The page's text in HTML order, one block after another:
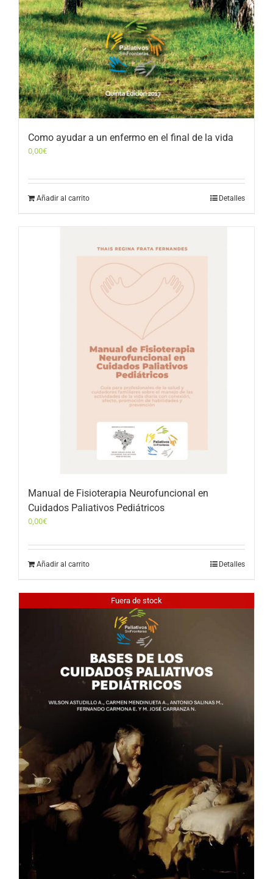
Como ayudar a un enfermo en el final de la vida
0,00€
Añadir al carrito Detalles
Manual de Fisioterapia Neurofuncional en
Cuidados Paliativos Pediátricos
0,00€
Añadir al carrito Detalles
Fuera de stock